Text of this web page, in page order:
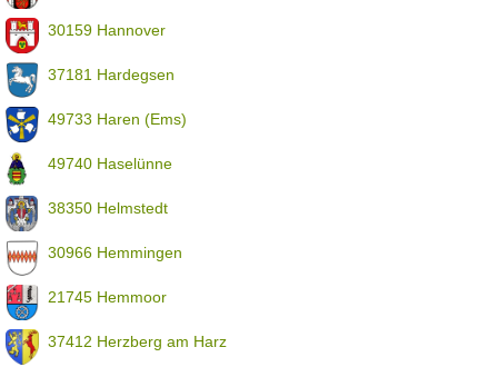
30159 Hannover
37181 Hardegsen
49733 Haren (Ems)
49740 Haselünne
38350 Helmstedt
30966 Hemmingen
21745 Hemmoor
37412 Herzberg am Harz